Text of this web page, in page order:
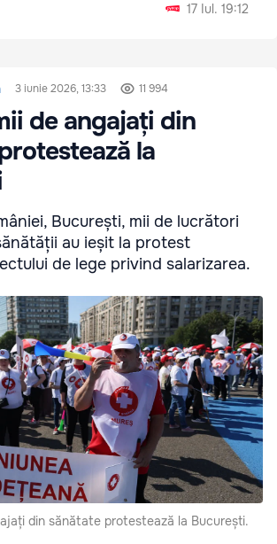
17 Iul. 19:12
3 iunie 2026, 13:33 11 994
de angajați din
la
București, mii de lucrători
au ieșit la protest
de lege privind salarizarea.
din sănătate protestează la București.